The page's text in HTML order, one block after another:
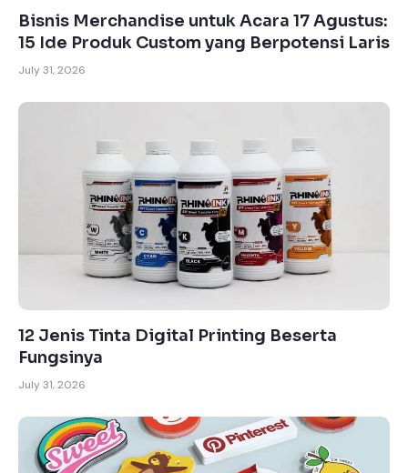
Bisnis Merchandise untuk Acara 17 Agustus:
15 Ide Produk Custom yang Berpotensi Laris
July 31, 2026
12 Jenis Tinta Digital Printing Beserta
Fungsinya
July 31, 2026